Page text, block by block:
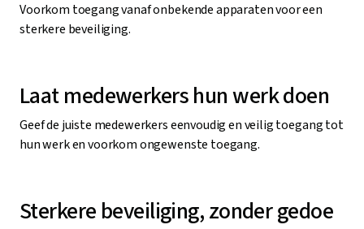
Voorkom toegang vanaf onbekende apparaten voor een
sterkere beveiliging.
Laat medewerkers hun werk doen
Geef de juiste medewerkers eenvoudig en veilig toegang tot
hun werk en voorkom ongewenste toegang.
Sterkere beveiliging, zonder gedoe